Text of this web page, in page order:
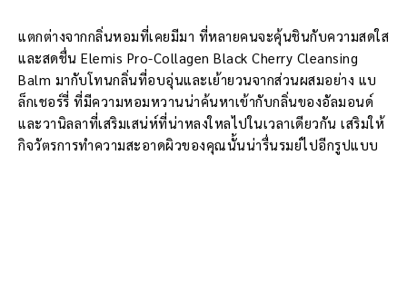
แตกต่างจากกลิ่นหอมที่เคยมีมา ที่หลายคนจะคุ้นชินกับความสดใส
และสดชื่น Elemis Pro-Collagen Black Cherry Cleansing
Balm มากับโทนกลิ่นที่อบอุ่นและเย้ายวนจากส่วนผสมอย่าง แบ
ล็กเชอร์รี่ ที่มีความหอมหวานน่าค้นหาเข้ากับกลิ่นของอัลมอนด์
และวานิลลาที่เสริมเสน่ห์ที่น่าหลงใหลไปในเวลาเดียวกัน เสริมให้
กิจวัตรการทำความสะอาดผิวของคุณนั้นน่ารื่นรมย์ไปอีกรูปแบบ